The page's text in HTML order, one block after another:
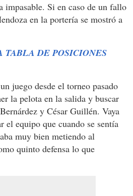
impasable. Si en caso de un fallo
en la portería se mostró a
TABLA DE POSICIONES
juego desde el torneo pasado
la pelota en la salida y buscar
y César Guillén. Vaya
el equipo que cuando se sentía
muy bien metiendo al
quinto defensa lo que